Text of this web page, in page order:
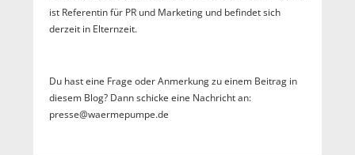
ist Referentin für PR und Marketing und befindet sich
derzeit in Elternzeit.
Du hast eine Frage oder Anmerkung zu einem Beitrag in
diesem Blog? Dann schicke eine Nachricht an:
presse@waermepumpe.de